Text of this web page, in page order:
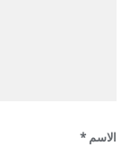
الاسم *